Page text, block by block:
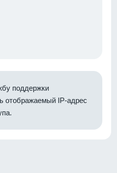
поддержки
отображаемый IP-адрес